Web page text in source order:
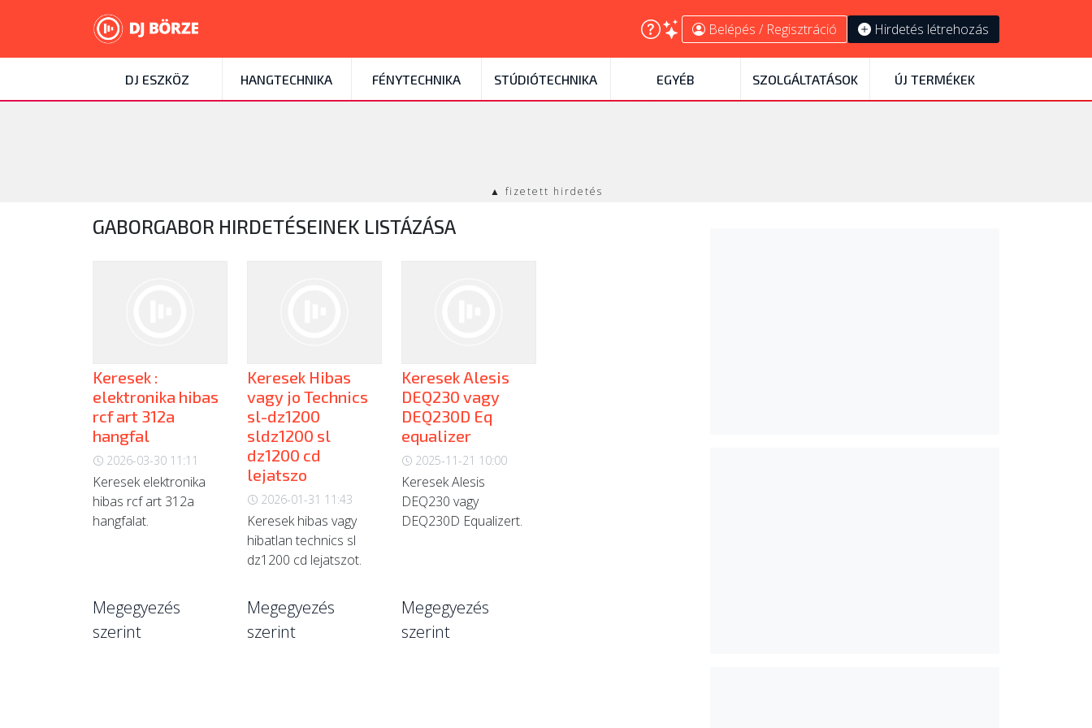
Belépés / Regisztráció Hirdetés létrehozás
DJ ESZKÖZ HANGTECHNIKA FÉNYTECHNIKA STÚDIÓTECHNIKA EGYÉB SZOLGÁLTATÁSOK ÚJ TERMÉKEK
▲ fizetett hirdetés
GABORGABOR HIRDETÉSEINEK LISTÁZÁSA
Keresek :
elektronika hibas
rcf art 312a
hangfal
2026-03-30 11:11
Keresek elektronika
hibas rcf art 312a
hangfalat.
Megegyezés
szerint
Keresek Hibas
vagy jo Technics
sl-dz1200
sldz1200 sl
dz1200 cd
lejatszo
2026-01-31 11:43
Keresek hibas vagy
hibatlan technics sl
dz1200 cd lejatszot.
Megegyezés
szerint
Keresek Alesis
DEQ230 vagy
DEQ230D Eq
equalizer
2025-11-21 10:00
Keresek Alesis
DEQ230 vagy
DEQ230D Equalizert.
Megegyezés
szerint